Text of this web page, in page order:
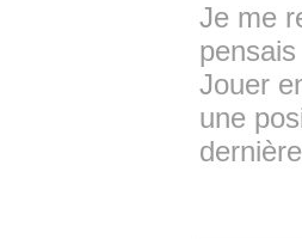
Je me
Jouer
une